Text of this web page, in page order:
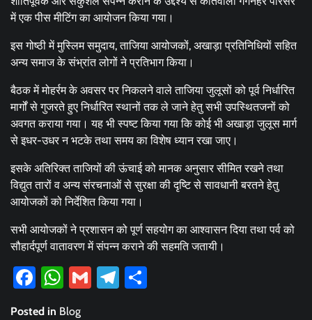
में एक पीस मीटिंग का आयोजन किया गया।
इस गोष्ठी में मुस्लिम समुदाय, ताजिया आयोजकों, अखाड़ा प्रतिनिधियों सहित
अन्य समाज के संभ्रांत लोगों ने प्रतिभाग किया।
बैठक में मोहर्रम के अवसर पर निकलने वाले ताजिया जुलूसों को पूर्व निर्धारित
मार्गों से गुजरते हुए निर्धारित स्थानों तक ले जाने हेतु सभी उपस्थितजनों को
अवगत कराया गया। यह भी स्पष्ट किया गया कि कोई भी अखाड़ा जुलूस मार्ग
से इधर-उधर न भटके तथा समय का विशेष ध्यान रखा जाए।
इसके अतिरिक्त ताजियों की ऊंचाई को मानक अनुसार सीमित रखने तथा
विद्युत तारों व अन्य संरचनाओं से सुरक्षा की दृष्टि से सावधानी बरतने हेतु
आयोजकों को निर्देशित किया गया।
सभी आयोजकों ने प्रशासन को पूर्ण सहयोग का आश्वासन दिया तथा पर्व को
सौहार्दपूर्ण वातावरण में संपन्न कराने की सहमति जतायी।
Facebook
WhatsApp
GmailTelegram
Posted in Blog